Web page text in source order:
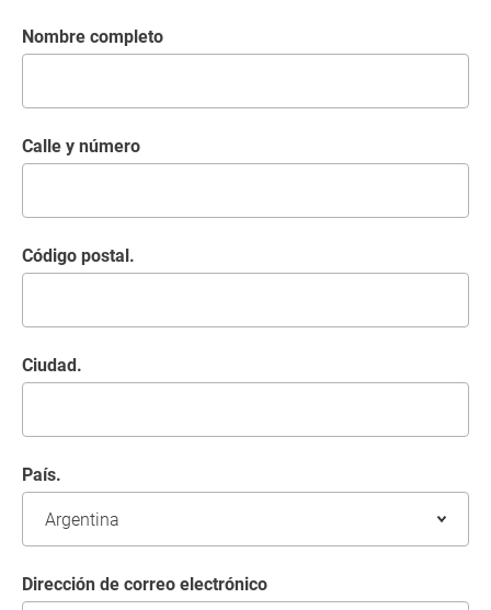
Nombre completo
Calle y número
Código postal.
Ciudad.
País.
Dirección de correo electrónico